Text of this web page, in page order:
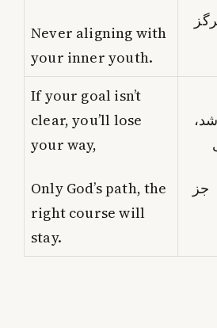
Never aligning with
your inner youth.
If your goal isn’t
clear, you’ll lose
your way,
Only God’s path, the
right course will
stay.
جز